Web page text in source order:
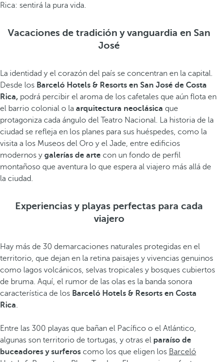
Rica: sentirá la pura vida.
Vacaciones de tradición y vanguardia en San
José
La identidad y el corazón del país se concentran en la capital.
Desde los Barceló Hotels & Resorts en San José de Costa
Rica, podrá percibir el aroma de los cafetales que aún flota en
el barrio colonial o la arquitectura neoclásica que
protagoniza cada ángulo del Teatro Nacional. La historia de la
ciudad se refleja en los planes para sus huéspedes, como la
visita a los Museos del Oro y el Jade, entre edificios
modernos y galerías de arte con un fondo de perfil
montañoso que aventura lo que espera al viajero más allá de
la ciudad.
Experiencias y playas perfectas para cada
viajero
Hay más de 30 demarcaciones naturales protegidas en el
territorio, que dejan en la retina paisajes y vivencias genuinos
como lagos volcánicos, selvas tropicales y bosques cubiertos
de bruma. Aquí, el rumor de las olas es la banda sonora
característica de los Barceló Hotels & Resorts en Costa
Rica.
Entre las 300 playas que bañan el Pacífico o el Atlántico,
algunas son territorio de tortugas, y otras el paraíso de
buceadores y surferos como los que eligen los Barceló